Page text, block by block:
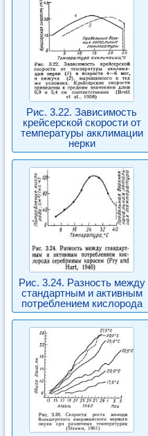
Рис. 3.22. Зависимость
крейсерской скорости от
температуры акклимации
нерки
Рис. 3.24. Разность между
стандартным и активным
потреблением кислорода